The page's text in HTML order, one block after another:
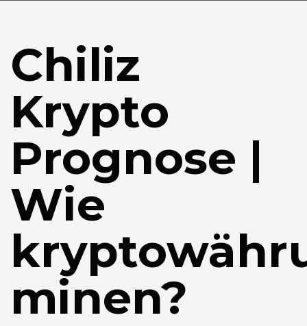
Chiliz
Krypto
Prognose |
Wie
minen?